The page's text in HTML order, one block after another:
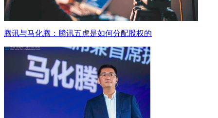
腾讯与马化腾：腾讯五虎是如何分配股权的